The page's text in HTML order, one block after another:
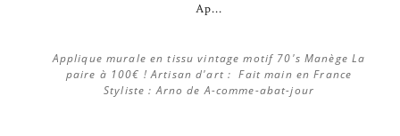
Ap...
Applique murale en tissu vintage motif 70's Manège La
paire à 100€ ! Artisan d'art : Fait main en France
Styliste : Arno de A-comme-abat-jour